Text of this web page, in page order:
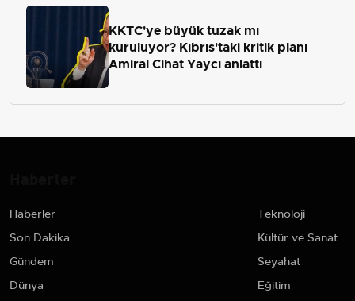
KKTC'ye büyük tuzak mı
kuruluyor? Kıbrıs'taki kritik planı
Amiral Cihat Yaycı anlattı
Haberler
Son Dakika
Gündem
Dünya
Teknoloji
Kültür ve Sanat
Seyahat
Eğitim